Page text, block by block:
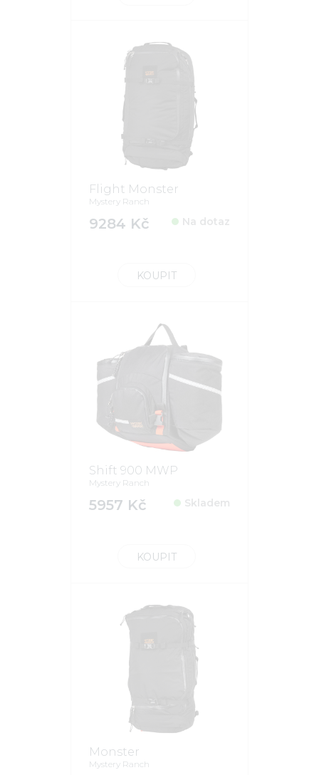
Flight Monster
Mystery Ranch
9284 Kč Na dotaz
KOUPIT
Shift 900 MWP
Mystery Ranch
5957 Kč Skladem
KOUPIT
Monster
Mystery Ranch